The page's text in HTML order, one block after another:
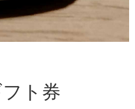
ト券